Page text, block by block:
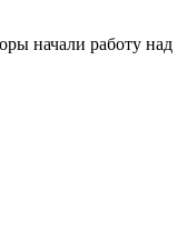
начали работу над